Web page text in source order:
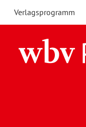
Verlagsprogramm